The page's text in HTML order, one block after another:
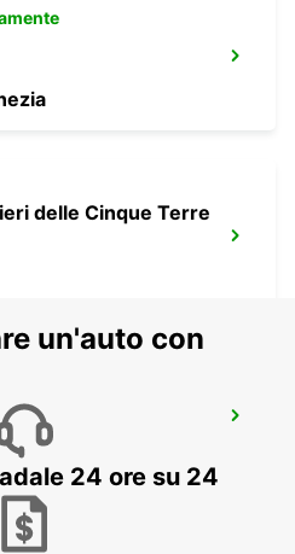
delle Cinque Terre
un'auto con
24 ore su 24